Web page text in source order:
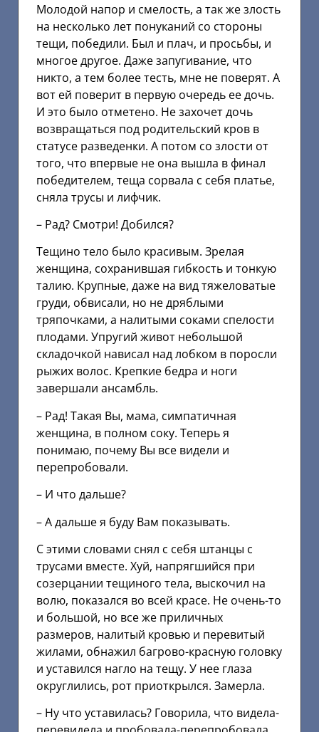
Молодой напор и смелость, а так же злость
на несколько лет понуканий со стороны
тещи, победили. Был и плач, и просьбы, и
многое другое. Даже запугивание, что
никто, а тем более тесть, мне не поверят. А
вот ей поверит в первую очередь ее дочь.
И это было отметено. Не захочет дочь
возвращаться под родительский кров в
статусе разведенки. А потом со злости от
того, что впервые не она вышла в финал
победителем, теща сорвала с себя платье,
сняла трусы и лифчик.
– Рад? Смотри! Добился?
Тещино тело было красивым. Зрелая
женщина, сохранившая гибкость и тонкую
талию. Крупные, даже на вид тяжеловатые
груди, обвисали, но не дряблыми
тряпочками, а налитыми соками спелости
плодами. Упругий живот небольшой
складочкой нависал над лобком в поросли
рыжих волос. Крепкие бедра и ноги
завершали ансамбль.
– Рад! Такая Вы, мама, симпатичная
женщина, в полном соку. Теперь я
понимаю, почему Вы все видели и
перепробовали.
– И что дальше?
– А дальше я буду Вам показывать.
С этими словами снял с себя штанцы с
трусами вместе. Хуй, напрягшийся при
созерцании тещиного тела, выскочил на
волю, показался во всей красе. Не очень-то
и большой, но все же приличных
размеров, налитый кровью и перевитый
жилами, обнажил багрово-красную головку
и уставился нагло на тещу. У нее глаза
округлились, рот приоткрылся. Замерла.
– Ну что уставилась? Говорила, что видела-